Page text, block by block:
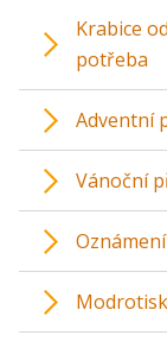
Krabice
potřeba
Adventní
Vánoční